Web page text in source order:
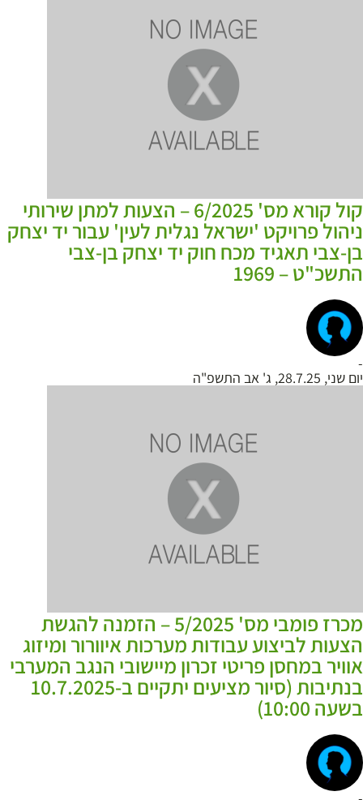
קול קורא מס' 6/2025 – הצעות למתן שירותי
ניהול פרויקט 'ישראל נגלית לעין' עבור יד יצחק
בן-צבי תאגיד מכח חוק יד יצחק בן-צבי
התשכ"ט – 1969
-
יום שני, 28.7.25, ג' אב התשפ"ה
מכרז פומבי מס' 5/2025 – הזמנה להגשת
הצעות לביצוע עבודות מערכות איוורור ומיזוג
אוויר במחסן פריטי זכרון מיישובי הנגב המערבי
בנתיבות (סיור מציעים יתקיים ב-10.7.2025
בשעה 10:00)